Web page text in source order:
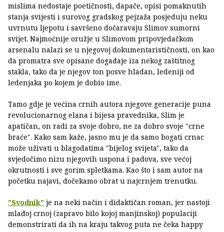
mislima nedostaje poetičnosti, dapače, opisi pomaknutih
stanja svijesti i surovog gradskog pejzaža posjeduju neku
uvrnutu ljepotu i savršeno dočaravaju Slimov sumorni
svijet. Najmoćnije oružje u Slimovom pripovjedačkom
arsenalu nalazi se u njegovoj dokumentarističnosti, on kao
da promatra sve opisane događaje iza nekog zaštitnog
stakla, tako da je njegov ton posve hladan, ledeniji od
ledenjaka po kojem je dobio ime.
Tamo gdje je većina crnih autora njegove generacije puna
revolucionarnog elana i bijesa pravednika, Slim je
apatičan, on radi za svoje dobro, ne za dobro svoje "crne
braće". Kako sam kaže, jasno mu je da samo bogati crnac
može uživati u blagodatima "bijelog svijeta", tako da
svjedočimo nizu njegovih uspona i padova, sve većoj
okrutnosti i sve gorim spletkama. Kao što i sam autor na
početku najavi, dočekamo obrat u najcrnjem trenutku.
"Svodnik" je na neki način i didaktičan roman, jer nastoji
mlađoj crnoj (zapravo bilo kojoj manjinskoj) populaciji
demonstrirati da ih na kraju takvog puta ne čeka happy